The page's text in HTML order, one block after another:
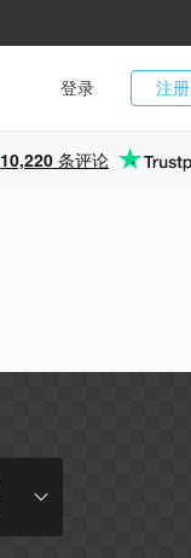
注册
登录
10,220 条评论